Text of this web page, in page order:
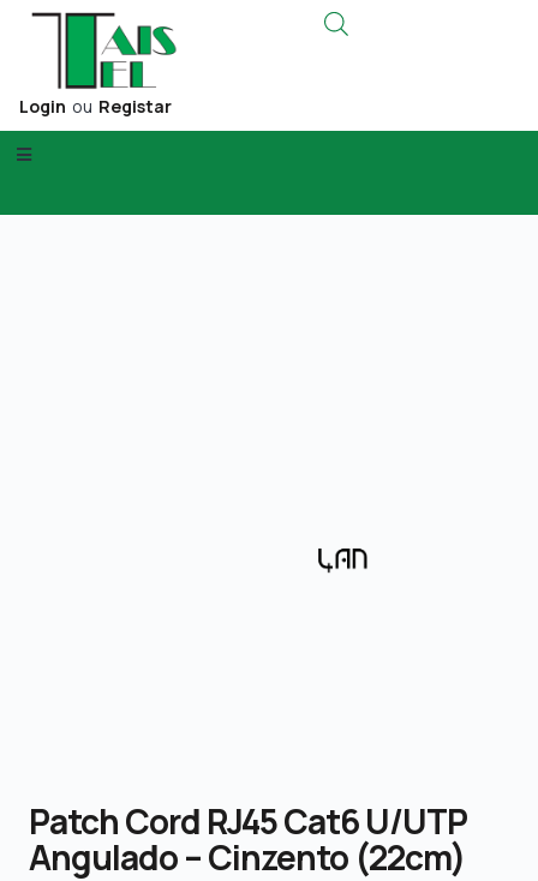
Login ou Registar
Patch Cord RJ45 Cat6 U/UTP
Angulado – Cinzento (22cm)